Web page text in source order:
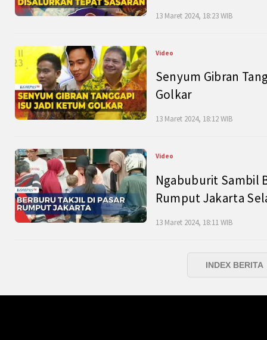
13 Maret 2024, 18:23 WIB
Video
Senyum Gibran
Golkar
13 Maret 2024, 18:12 WIB
Video
Ngabuburit Sambil
Rumput Jakarta
13 Maret 2024, 18:11 WIB
INDEX BERITA